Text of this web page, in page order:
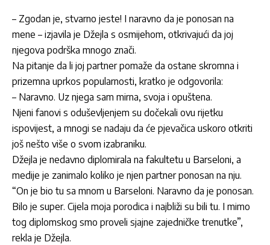
– Zgodan je, stvarno jeste! I naravno da je ponosan na
mene – izjavila je Džejla s osmijehom, otkrivajući da joj
njegova podrška mnogo znači.
Na pitanje da li joj partner pomaže da ostane skromna i
prizemna uprkos popularnosti, kratko je odgovorila:
– Naravno. Uz njega sam mirna, svoja i opuštena.
Njeni fanovi s oduševljenjem su dočekali ovu rijetku
ispovijest, a mnogi se nadaju da će pjevačica uskoro otkriti
još nešto više o svom izabraniku.
Džejla je nedavno diplomirala na fakultetu u Barseloni, a
medije je zanimalo koliko je njen partner ponosan na nju.
“On je bio tu sa mnom u Barseloni. Naravno da je ponosan.
Bilo je super. Cijela moja porodica i najbliži su bili tu. I mimo
tog diplomskog smo proveli sjajne zajedničke trenutke”,
rekla je Džejla.